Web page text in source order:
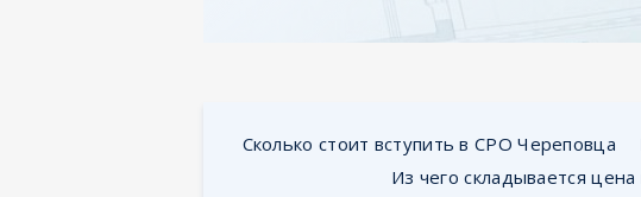
Сколько стоит вступить в СРО Череповца
Из чего складывается